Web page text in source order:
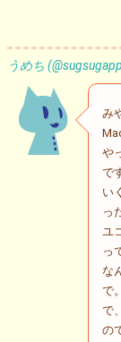
うめち
み
や
で
い
っ
ユ
っ
な
で。
で
の